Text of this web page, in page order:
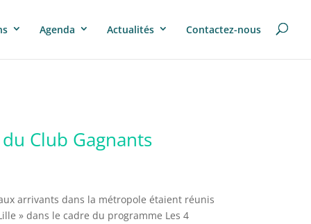
Agenda Actualités Contactez-nous
Club Gagnants
arrivants dans la métropole étaient réunis
» dans le cadre du programme Les 4